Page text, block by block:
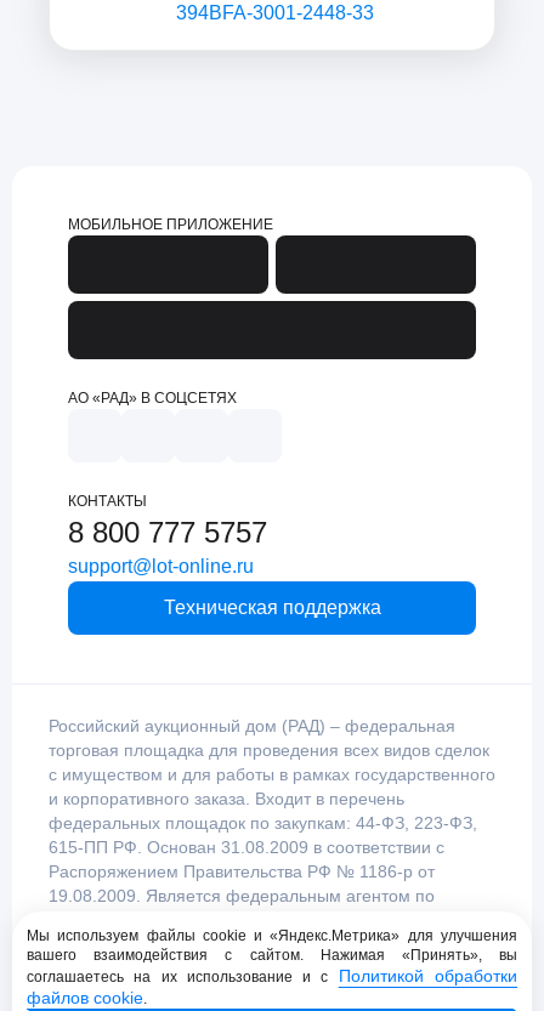
394BFA-3001-2448-33
МОБИЛЬНОЕ ПРИЛОЖЕНИЕ
АО «РАД» В СОЦСЕТЯХ
КОНТАКТЫ
8 800 777 5757
support@lot-online.ru
Техническая поддержка
Российский аукционный дом (РАД) – федеральная
торговая площадка для проведения всех видов сделок
с имуществом и для работы в рамках государственного
и корпоративного заказа. Входит в перечень
федеральных площадок по закупкам: 44-ФЗ, 223-ФЗ,
615-ПП РФ. Основан 31.08.2009 в соответствии с
Распоряжением Правительства РФ № 1186-р от
19.08.2009. Является федеральным агентом по
Правительством Российской Федерации.
Мы используем файлы cookie и «Яндекс.Метрика» для улучшения
вашего взаимодействия с сайтом. Нажимая «Принять», вы
соглашаетесь на их использование и с Политикой обработки
файлов cookie.